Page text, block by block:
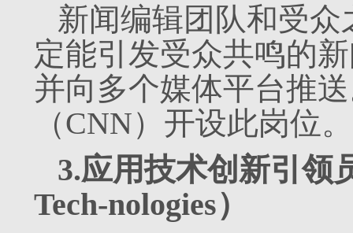
新闻编辑团队和受
定能引发受众共鸣的
并向多个媒体平台推
（CNN）开设此岗位。
3.应用技术创新引领
Tech-nologies）